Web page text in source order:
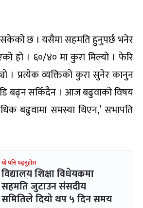
छ । यसैमा सहमति हुनुपर्छ भनेर
हो । ६०/४० मा कुरा मिल्यो । फेरि
। प्रत्येक व्यक्तिको कुरा सुनेर कानुन
बढ्न सकिँदैन । आज बढुवाको विषय
बढुवामा समस्या थिएन,’ सभापति
यो पनि पढ्नुहोस
विद्यालय शिक्षा विधेयकमा
सहमति जुटाउन संसदीय
समितिले दियो थप ५ दिन समय